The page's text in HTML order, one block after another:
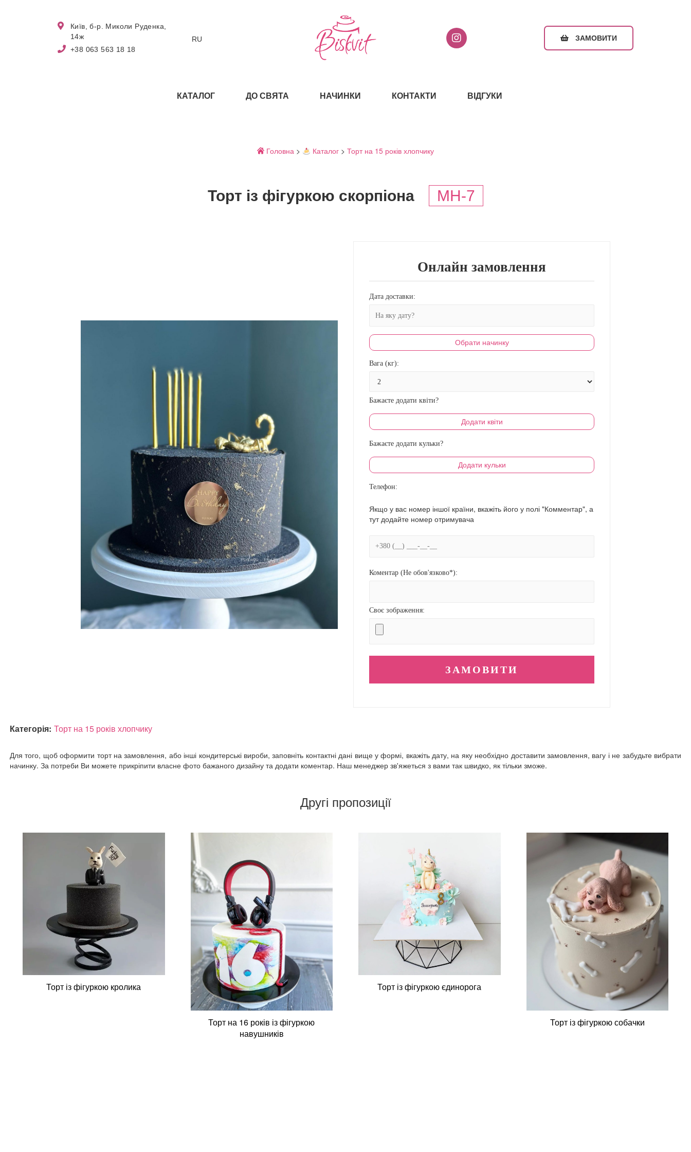
Київ, б-р. Миколи Руденка,
14ж
+38 063 563 18 18
RU ЗАМОВИТИ
КАТАЛОГ ДО СВЯТА НАЧИНКИ КОНТАКТИ ВІДГУКИ
Головна > Каталог> Торт на 15 років хлопчику
Торт із фігуркою скорпіона MH-7
Онлайн замовлення
Дата доставки:
Обрати начинку
Вага (кг):
Бажаєте додати квіти?
Додати квіти
Бажаєте додати кульки?
Додати кульки
Телефон:
Якщо у вас номер іншої країни, вкажіть його у полі "Комментар", а
тут додайте номер отримувача
Коментар (Не обов'язково*):
Своє зображення:
Категорія: Торт на 15 років хлопчику
Для того, щоб оформити торт на замовлення, або інші кондитерські вироби, заповніть контактні дані вище у формі, вкажіть дату, на яку необхідно доставити замовлення, вагу і не забудьте вибрати
начинку. За потреби Ви можете прикріпити власне фото бажаного дизайну та додати коментар. Наш менеджер зв'яжеться з вами так швидко, як тільки зможе.
Другі пропозиції
Торт із фігуркою кролика
Торт на 16 років із фігуркою
навушників
Торт із фігуркою єдинорога
Торт із фігуркою собачки